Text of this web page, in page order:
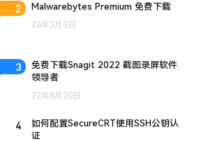
2 Malwarebytes Premium 免费下载
24年3月3日
3
免费下载Snagit 2022 截图录屏软件
领导者
22年8月20日
4
如何配置SecureCRT使用SSH公钥认
证